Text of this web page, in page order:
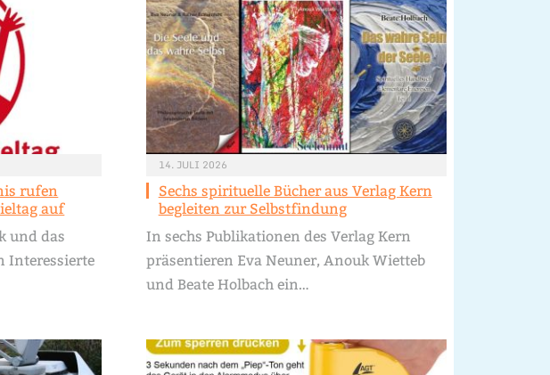
rufen
auf
und das
Interessierte
14. JULI 2026
Sechs spirituelle Bücher aus Verlag Kern
begleiten zur Selbstfindung
In sechs Publikationen des Verlag Kern
präsentieren Eva Neuner, Anouk Wietteb
und Beate Holbach ein…